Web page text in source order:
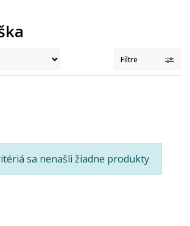
Filtre
sa nenašli žiadne produkty